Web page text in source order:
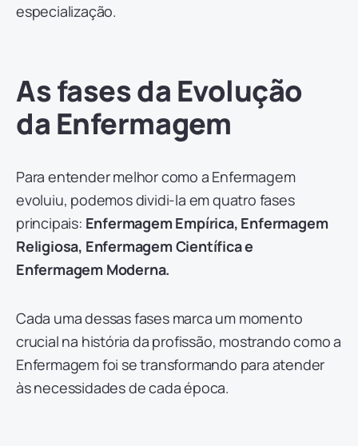
especialização.
As fases da Evolução
da Enfermagem
Para entender melhor como a Enfermagem
evoluiu, podemos dividi-la em quatro fases
principais: Enfermagem Empírica, Enfermagem
Religiosa, Enfermagem Científica e
Enfermagem Moderna.
Cada uma dessas fases marca um momento
crucial na história da profissão, mostrando como a
Enfermagem foi se transformando para atender
às necessidades de cada época.